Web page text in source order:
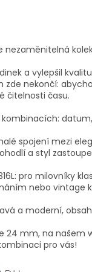
nezaměnitelná
a vylepšil
zde nekončí:
čitelnosti času.
spojení mezi
a styl
pro milovníky
nebo vintage
a moderní,
24 mm, na našem
pro vás!